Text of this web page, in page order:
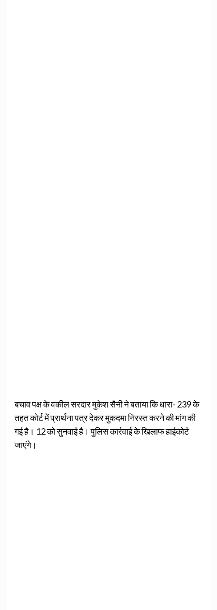
बचाव पक्ष के वकील सरदार मुकेश सैनी ने बताया कि धारा- 239 के
तहत कोर्ट में प्रार्थना पत्र देकर मुकदमा निरस्त करने की मांग की
गई है। 12 को सुनवाई है। पुलिस कार्रवाई के खिलाफ हाईकोर्ट
जाएंगे।